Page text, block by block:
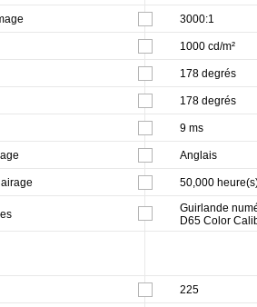
3000:1
1000 cd/m²
178 degrés
178 degrés
9 ms
Anglais
50,000
Guirlande
D65 Color
225